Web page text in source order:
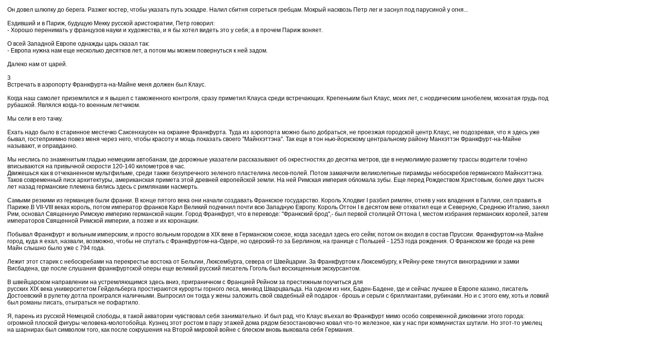
Он довел шлюпку до берега. Разжег костер, чтобы указать путь эскадре. Налил сбитня согреться гребцам. Мокрый насквозь Петр лег и заснул под парусиной у огня...
Ездивший и в Париж, будущую Мекку русской аристократии, Петр говорил:
- Хорошо перенимать у французов науки и художества, и я бы хотел видеть это у себя; а в прочем Париж воняет.
О всей Западной Европе однажды царь сказал так:
- Европа нужна нам еще несколько десятков лет, а потом мы можем повернуться к ней задом.
Далеко нам от царей.
3
Встречать в аэропорту Франкфурта-на-Майне меня должен был Клаус.
Когда наш самолет приземлился и я вышел с таможенного контроля, сразу приметил Клауса среди встречающих. Крепеньким был Клаус, моих лет, с нордическим шнобелем, мохнатая грудь под
рубашкой. Являлся когда-то военным летчиком.
Мы сели в его тачку.
Ехать надо было в старинное местечко Саксенхаусен на окраине Франкфурта. Туда из аэропорта можно было добраться, не проезжая городской центр.Клаус, не подозревая, что я здесь уже
бывал, гостеприимно повез меня через него, чтобы красоту и мощь показать своего "Майнхэттэна". Так еще в тон нью-йоркскому центральному району Манхэттэн Франкфурт-на-Майне
называют, и оправданно.
Мы неслись по знаменитым гладью немецким автобанам, где дорожные указатели рассказывают об окрестностях до десятка метров, где в неумолимую разметку трассы водители точёно
вписываются на привычной скорости 120-140 километров в час.
Движешься как в отчеканенном мультфильме, среди также безупречного зеленого пластелина лесов-полей. Потом замаячили великолепные пирамиды небоскребов германского Майнхэттэна.
Таков современный писк архитектуры, американская примета этой древней европейской земли. На ней Римская империя обломала зубы. Еще перед Рождеством Христовым, более двух тысяч
лет назад германские племена бились здесь с римлянами насмерть.
Самыми резкими из германцев были франки. В конце пятого века они начали создавать Франкское государство. Король Хлодвиг I разбил римлян, отняв у них владения в Галлии, сел править в
Париже.В VII-VIII веках король, потом император франков Карл Великий подчинил почти всю Западную Европу. Король Оттон I в десятом веке отхватил еще и Северную, Среднюю Италию, занял
Рим, основал Священную Римскую империю германской нации. Город Франкфурт, что в переводе: "Франкский брод",- был первой столицей Оттона I, местом избрания германских королей, затем
императоров Священной Римской империи, а позже и их коронации.
Побывал Франкфурт и вольным имперским, и просто вольным городом в XIX веке в Германском союзе, когда заседал здесь его сейм; потом он входил в состав Пруссии. Франкфуртом-на-Майне
город, куда я ехал, назвали, возможно, чтобы не спутать с Франкфуртом-на-Одере, но одерский-то за Берлином, на границе с Польшей - 1253 года рождения. О Франкском же броде на реке
Майн слышно было уже с 794 года.
Лежит этот старик с небоскребами на перекрестье востока от Бельгии, Люксембурга, севера от Швейцарии. За Франкфуртом к Люксембургу, к Рейну-реке тянутся виноградники и замки
Висбадена, где после слушания франкфуртской оперы еще великий русский писатель Гоголь был восхищенным экскурсантом.
В швейцарском направлении на устремляющимся здесь вниз, приграничном с Францией Рейном за престижным поучиться для
русских XIX века университетом Гейдельберга простираются курорты горного леса, минвод Шварцвальда. На одном из них, Баден-Бадене, где и сейчас лучшее в Европе казино, писатель
Достоевский в рулетку дотла проигрался наличными. Выпросил он тогда у жены заложить свой свадебный ей подарок - брошь и серьги с бриллиантами, рубинами. Но и с этого ему, хоть и ловкий
был романы писать, отыграться не пофартило.
Я, парень из русской Немецкой слободы, в такой акватории чувствовал себя занимательно. И был рад, что Клаус въехал во Франкфурт мимо особо современной диковинки этого города:
огромной плоской фигуры человека-молотобойца. Кузнец этот ростом в пару этажей дома рядом безостановочно ковал что-то железное, как у нас при коммунистах шутили. Но этот-то умелец
на шарнирах был символом того, как после сокрушения на Второй мировой войне с блеском вновь выковала себя Германия.